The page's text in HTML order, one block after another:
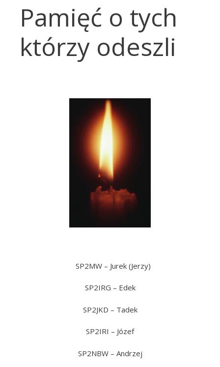
Pamięć o tych
którzy odeszli
SP2MW – Jurek (Jerzy)
SP2IRG – Edek
SP2JKD – Tadek
SP2IRI – Józef
SP2NBW – Andrzej